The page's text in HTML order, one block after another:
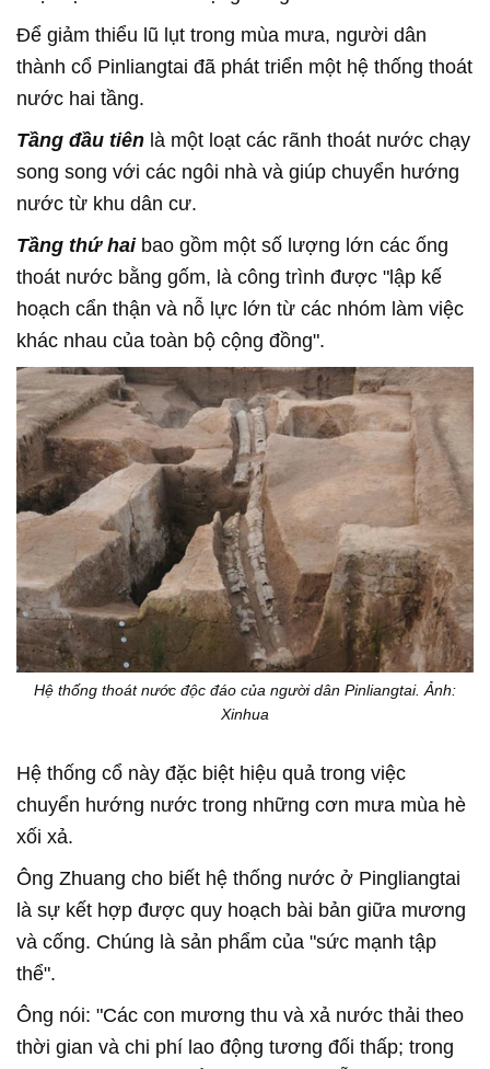
Để giảm thiểu lũ lụt trong mùa mưa, người dân
thành cổ Pinliangtai đã phát triển một hệ thống thoát
nước hai tầng.
Tầng đầu tiên là một loạt các rãnh thoát nước chạy
song song với các ngôi nhà và giúp chuyển hướng
nước từ khu dân cư.
Tầng thứ hai bao gồm một số lượng lớn các ống
thoát nước bằng gốm, là công trình được "lập kế
hoạch cẩn thận và nỗ lực lớn từ các nhóm làm việc
khác nhau của toàn bộ cộng đồng".
Hệ thống thoát nước độc đáo của người dân Pinliangtai. Ảnh:
Xinhua
Hệ thống cổ này đặc biệt hiệu quả trong việc
chuyển hướng nước trong những cơn mưa mùa hè
xối xả.
Ông Zhuang cho biết hệ thống nước ở Pingliangtai
là sự kết hợp được quy hoạch bài bản giữa mương
và cống. Chúng là sản phẩm của "sức mạnh tập
thể".
Ông nói: "Các con mương thu và xả nước thải theo
thời gian và chi phí lao động tương đối thấp; trong